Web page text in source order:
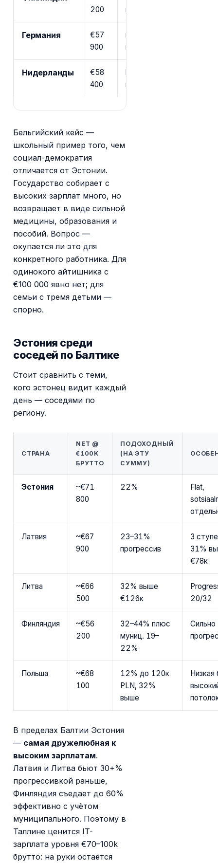
200
муниципальный
Германия
€57
900
прогрессивная до 45%,
церковный
Нидерланды
€58
400
box 1 до 49,5%, плюс
взносы
Бельгийский кейс —
школьный пример того, чем
социал-демократия
отличается от Эстонии.
Государство собирает с
высоких зарплат много, но
возвращает в виде сильной
медицины, образования и
пособий. Вопрос —
окупается ли это для
конкретного работника. Для
одинокого айтишника с
€100 000 явно нет; для
семьи с тремя детьми —
спорно.
Эстония среди
соседей по Балтике
Стоит сравнить с теми,
кого эстонец видит каждый
день — соседями по
региону.
СТРАНА
NET @
€100K
БРУТТО
ПОДОХОДНЫЙ
(НА ЭТУ
СУММУ)
Эстония
~€71
800
22%
Flat,
Латвия
~€67
900
23–31%
прогрессив
3
31%
€78к
Литва
~€66
500
32% выше
€126к
20/32
Финляндия
~€56
200
32–44% плюс
муниц. 19–
22%
Сильно
Польша
~€68
100
12% до 120к
PLN, 32%
выше
Низкая
В пределах Балтии Эстония
— самая дружелюбная к
высоким зарплатам.
Латвия и Литва бьют 30+%
прогрессивкой раньше,
Финляндия съедает до 60%
эффективно с учётом
муниципального. Поэтому в
Таллине ценится IT-
зарплата уровня €70–100k
брутто: на руки остаётся